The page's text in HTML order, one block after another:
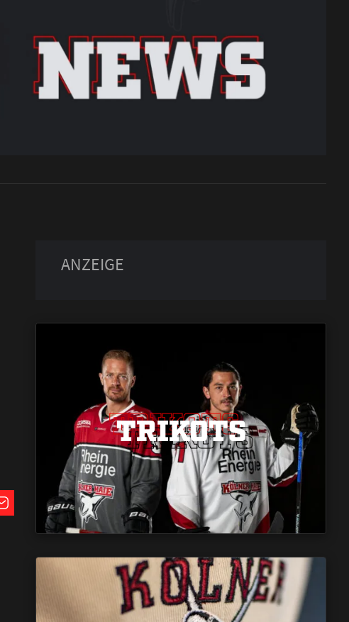
TRIKOTS
TRIKOTS
TRIKOTS